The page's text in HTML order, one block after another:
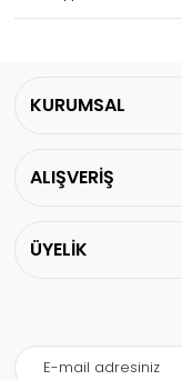
KURUMSAL
ALIŞVERİŞ
ÜYELİK